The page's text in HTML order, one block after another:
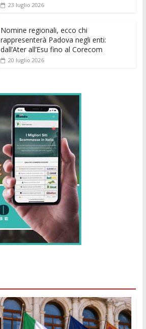
23 luglio 2026
Nomine regionali, ecco chi
rappresenterà Padova negli enti:
dall’Ater all’Esu fino al Corecom
20 luglio 2026